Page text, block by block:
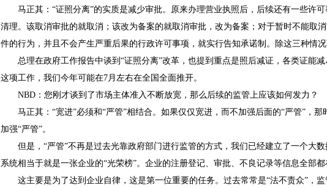
马正其：“证照分离”的实质是减少审批。原来办理营业执照后，后续还有一些许可
清理。该取消审批的就取消；该改为备案的就取消审批，改为备案；对于暂时不能取
件的行为，并且不会产生严重后果的行政许可事项，就实行告知承诺制。除这三种情况
总理在政府工作报告中谈到“证照分离”改革，也提到重点是照后减证，各类证能
这项工作，我们今年可能在7月左右在全国全面推开。
NBD：您刚才谈到了市场主体准入不断放宽，那么后续的监管上应该如何发力？
马正其：“宽进”必须和“严管”相结合。如果仅仅宽进，而不加强后面的“严管”，那
加强“严管”。
但是，“严管”不再是过去光靠政府部门进行监管的方式，我们已经建立了一个大
系统相当于就是一张企业的“光荣榜”。企业的注册登记、审批、不良记录等信息全部都
这主要是为了达到企业自律，这是第一位重要的任务。过去常常是“法不责众”，监